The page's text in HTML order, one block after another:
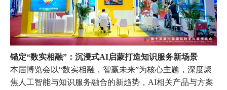
锚定“数实相融”：沉浸式AI启蒙打造知识服务新场景
本届博览会以“数实相融，智赢未来”为核心主题，深度聚
焦人工智能与知识服务融合的新趋势，AI相关产品与方案